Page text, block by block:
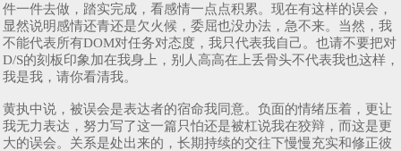
件一件去做，踏实完成，看感情一点点积累。现在有这样的误会，
显然说明感情还青还是欠火候，委屈也没办法，急不来。当然，我
不能代表所有DOM对任务对态度，我只代表我自己。也请不要把对
D/S的刻板印象加在我身上，别人高高在上丢骨头不代表我也这样，
我是我，请你看清我。
黄执中说，被误会是表达者的宿命我同意。负面的情绪压着，更让
我无力表达，努力写了这一篇只怕还是被杠说我在狡辩，而这是更
大的误会。关系是处出来的，长期持续的交往下慢慢充实和修正彼